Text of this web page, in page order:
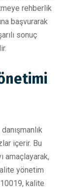
rehberlik
başvurarak
sonuç
içerir. Bu
amaçlayarak,
yönetim
kalite